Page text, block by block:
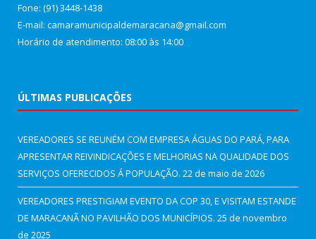
Fone: (91) 3448-1438
E-mail: camaramunicipaldemaracana@gmail.com
Horário de atendimento: 08:00 às 14:00
ÚLTIMAS PUBLICAÇÕES
VEREADORES SE REUNÉM COM EMPRESA ÁGUAS DO PARÁ, PARA
APRESENTAR REIVINDICAÇÕES E MELHORIAS NA QUALIDADE DOS
SERVIÇOS OFERECIDOS Á POPULAÇÃO. 22 de maio de 2026
VEREADORES PRESTIGIAM EVENTO DA COP 30, E VISITAM ESTANDE
DE MARACANÃ NO PAVILHÃO DOS MUNICÍPIOS. 25 de novembro
de 2025